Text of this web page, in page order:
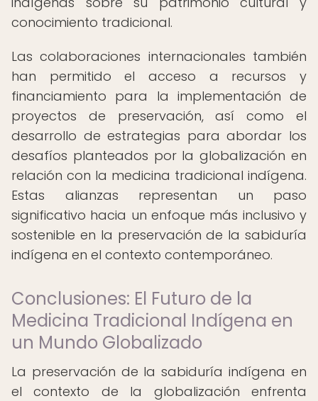
conocimiento tradicional.
Las colaboraciones internacionales también
han permitido el acceso a recursos y
financiamiento para la implementación de
proyectos de preservación, así como el
desarrollo de estrategias para abordar los
desafíos planteados por la globalización en
relación con la medicina tradicional indígena.
Estas alianzas representan un paso
significativo hacia un enfoque más inclusivo y
sostenible en la preservación de la sabiduría
indígena en el contexto contemporáneo.
Conclusiones: El Futuro de la
Medicina Tradicional Indígena en
un Mundo Globalizado
La preservación de la sabiduría indígena en
el contexto de la globalización enfrenta